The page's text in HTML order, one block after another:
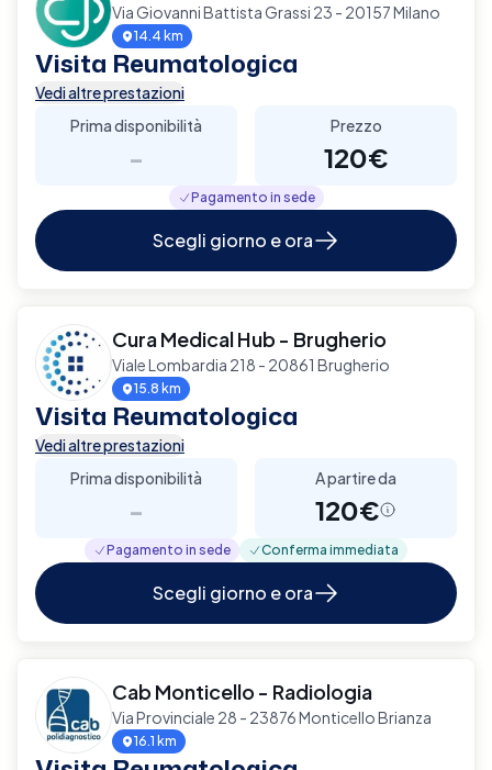
Via Giovanni Battista Grassi 23 - 20157 Milano
14.4 km
Visita Reumatologica
Vedi altre prestazioni
Prima disponibilità
-
Prezzo
120€
Pagamento in sede
Scegli giorno e ora
Cura Medical Hub - Brugherio
Viale Lombardia 218 - 20861 Brugherio
15.8 km
Visita Reumatologica
Vedi altre prestazioni
Prima disponibilità
-
A partire da
120€
Pagamento in sede Conferma immediata
Scegli giorno e ora
Cab Monticello - Radiologia
Via Provinciale 28 - 23876 Monticello Brianza
16.1 km